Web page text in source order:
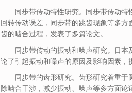
同步带传动特性研究。同步带传动
回转传动误差，同步带的跳齿现象等多
齿的啮合过程，发表了多篇论文。
同步带传动的振动和噪声研究。日
论了引起振动和噪声的原因及影响因素，
同步带的齿形研究。齿形研究着重
除啮合干涉，减少振动、噪声等多方面